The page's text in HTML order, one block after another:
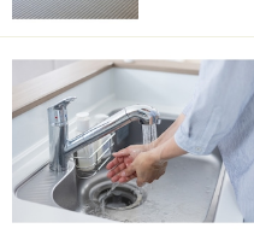
秋のうちから毒餌
キッチン周りを中心にゴキ
かい」場所に毒餌剤を設置